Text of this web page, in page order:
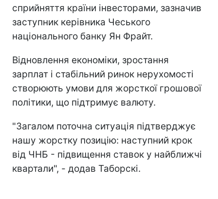
сприйняття країни інвесторами, зазначив
заступник керівника Чеського
національного банку Ян Фрайт.
Відновлення економіки, зростання
зарплат і стабільний ринок нерухомості
створюють умови для жорсткої грошової
політики, що підтримує валюту.
"Загалом поточна ситуація підтверджує
нашу жорстку позицію: наступний крок
від ЧНБ - підвищення ставок у найближчі
квартали", - додав Таборскі.